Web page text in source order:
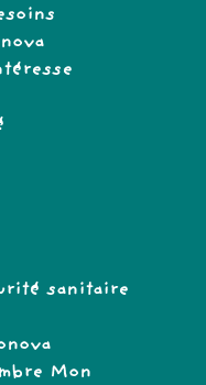
sanitaire
Mon